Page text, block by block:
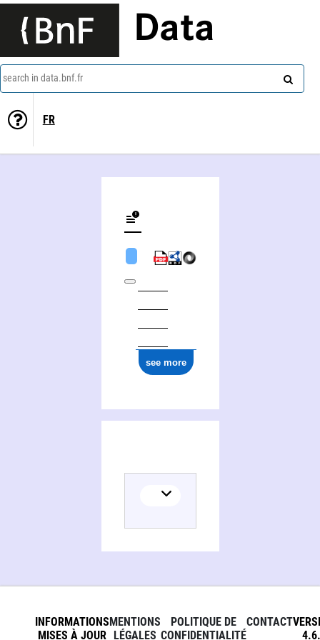
Data
search in data.bnf.fr
FR
see more
INFORMATIONS
MISES À JOUR
MENTIONS
LÉGALES
POLITIQUE DE
CONFIDENTIALITÉ
CONTACT